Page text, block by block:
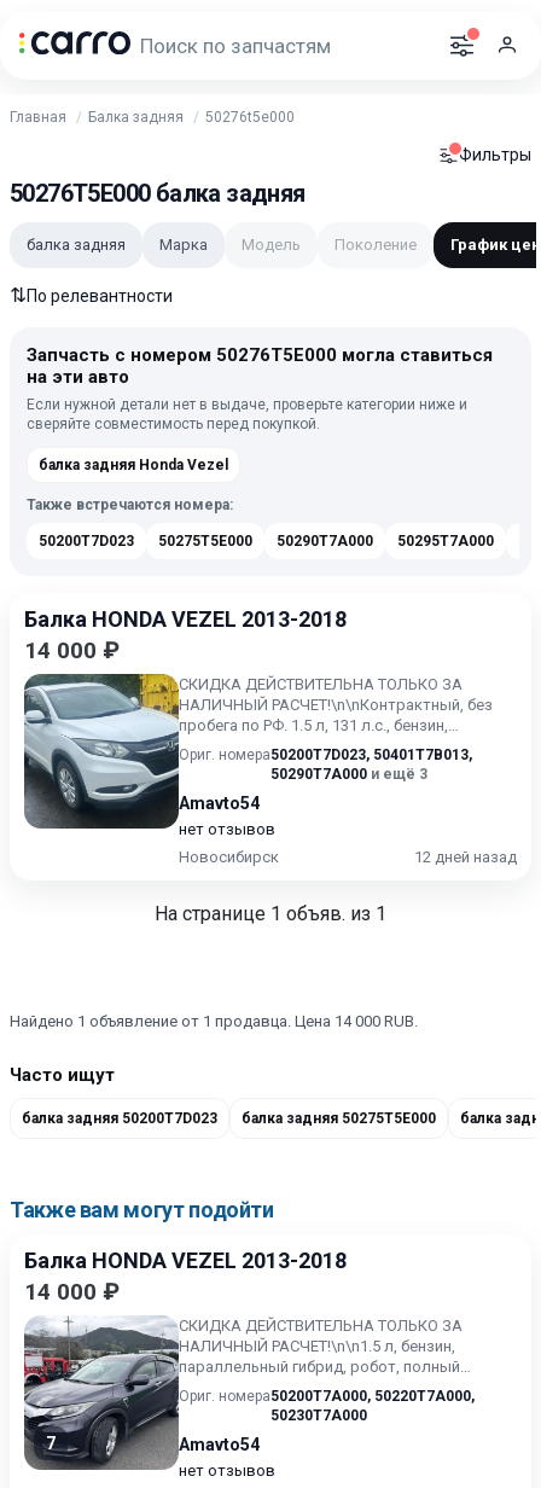
Главная Балка задняя 50276t5e000
Фильтры
50276T5E000 балка задняя
балка задняя Марка Модель Поколение График цен
⇅По релевантности
Запчасть с номером 50276T5E000 могла ставиться
на эти авто
Если нужной детали нет в выдаче, проверьте категории ниже и
сверяйте совместимость перед покупкой.
балка задняя Honda Vezel
Также встречаются номера:
50200T7D023 50275T5E000 50290T7A000 50295T7A000
Балка HONDA VEZEL 2013-2018
14 000 ₽
СКИДКА ДЕЙСТВИТЕЛЬНА ТОЛЬКО ЗА
НАЛИЧНЫЙ РАСЧЕТ!\n\nКонтрактный, без
пробега по РФ. 1.5 л, 131 л.с., бензин,
вариатор (CVT), полный привод (4...
Ориг. номера50200T7D023, 50401T7B013,
50290T7A000 и ещё 3
Amavto54
нет отзывов
Новосибирск
12 дней назад
На странице 1 объяв. из 1
Найдено 1 объявление от 1 продавца. Цена 14 000 RUB.
Часто ищут
балка задняя 50200T7D023 балка задняя 50275T5E000 балка
Также вам могут подойти
Балка HONDA VEZEL 2013-2018
14 000 ₽
7
СКИДКА ДЕЙСТВИТЕЛЬНА ТОЛЬКО ЗА
НАЛИЧНЫЙ РАСЧЕТ!\n\n1.5 л, бензин,
параллельный гибрид, робот, полный
привод (4WD) \nКонтрактный, без пробега...
Ориг. номера50200T7A000, 50220T7A000,
50230T7A000
Amavto54
нет отзывов